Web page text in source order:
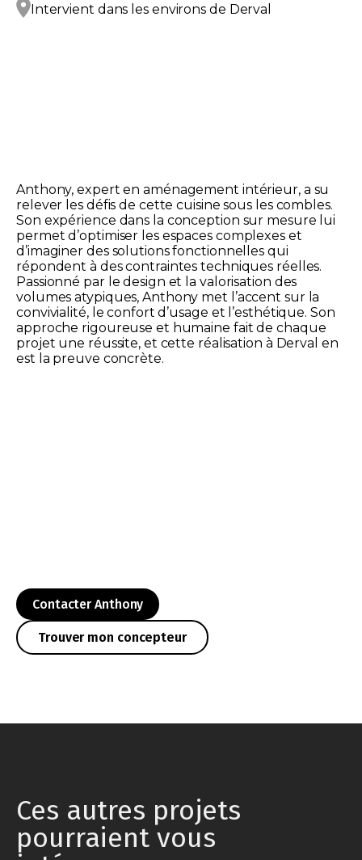
Intervient dans les environs de Derval
Anthony, expert en aménagement intérieur, a su
relever les défis de cette cuisine sous les combles.
Son expérience dans la conception sur mesure lui
permet d’optimiser les espaces complexes et
d’imaginer des solutions fonctionnelles qui
répondent à des contraintes techniques réelles.
Passionné par le design et la valorisation des
volumes atypiques, Anthony met l’accent sur la
convivialité, le confort d’usage et l’esthétique. Son
approche rigoureuse et humaine fait de chaque
projet une réussite, et cette réalisation à Derval en
est la preuve concrète.
Contacter Anthony
Trouver mon concepteur
Ces autres projets
pourraient vous